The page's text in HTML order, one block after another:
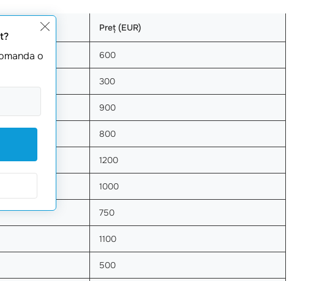
Preț (EUR)
600
300
900
800
1200
1000
750
1100
500
o